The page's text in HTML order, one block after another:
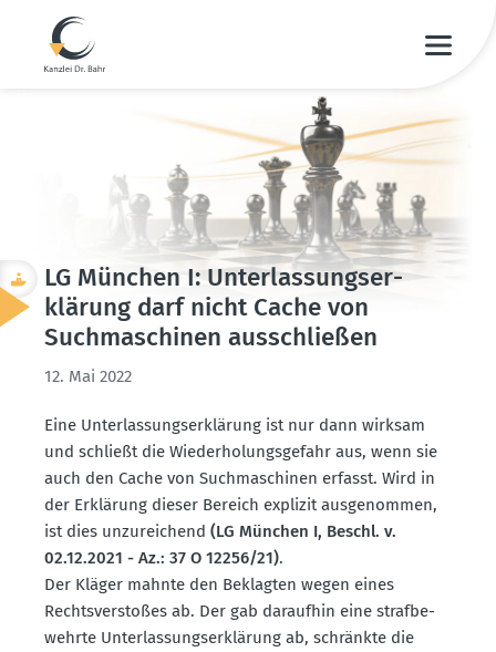
LG München I: Unter­las­sungs­er­
klärung darf nicht Cache von
Suchma­schinen ausschließen
12. Mai 2022
Eine Unter­las­sungs­er­klärung ist nur dann wirksam
und schließt die Wieder­ho­lungs­gefahr aus, wenn sie
auch den Cache von Suchma­schinen erfasst. Wird in
der Erklärung dieser Bereich explizit ausge­nommen,
ist dies unzurei­chend (LG München I, Beschl. v.
02.12.2021 - Az.: 37 O 12256/21).
Der Kläger mahnte den Beklagten wegen eines
Rechts­ver­stoßes ab. Der gab daraufhin eine straf­be­
wehrte Unter­las­sungs­er­klärung ab, schränkte die